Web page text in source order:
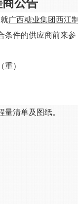
公告
广西糖业集团西江制
条件的供应商前来参
）
量清单及图纸。